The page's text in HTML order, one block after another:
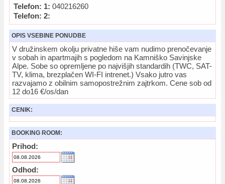
Telefon: 1: 040216260
Telefon: 2:
OPIS VSEBINE PONUDBE
V družinskem okolju privatne hiše vam nudimo prenočevanje
v sobah in apartmajih s pogledom na Kamniško Savinjske
Alpe. Sobe so opremljene po najvišjih standardih (TWC, SAT-
TV, klima, brezplačen WI-FI intrenet.) Vsako jutro vas
razvajamo z obilnim samopostrežnim zajtrkom. Cene sob od
12 do16 €/os/dan
CENIK:
BOOKING ROOM:
Prihod:
Odhod: